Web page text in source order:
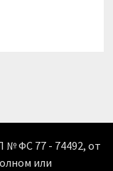
№ ФС 77 - 74492, от
или